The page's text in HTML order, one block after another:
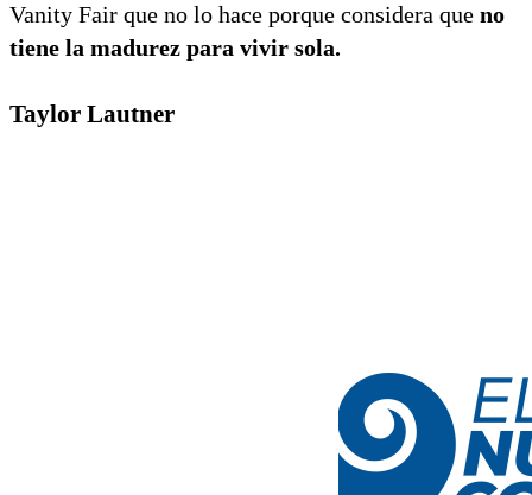
Vanity Fair que no lo hace porque considera que no
tiene la madurez para vivir sola.
Taylor Lautner